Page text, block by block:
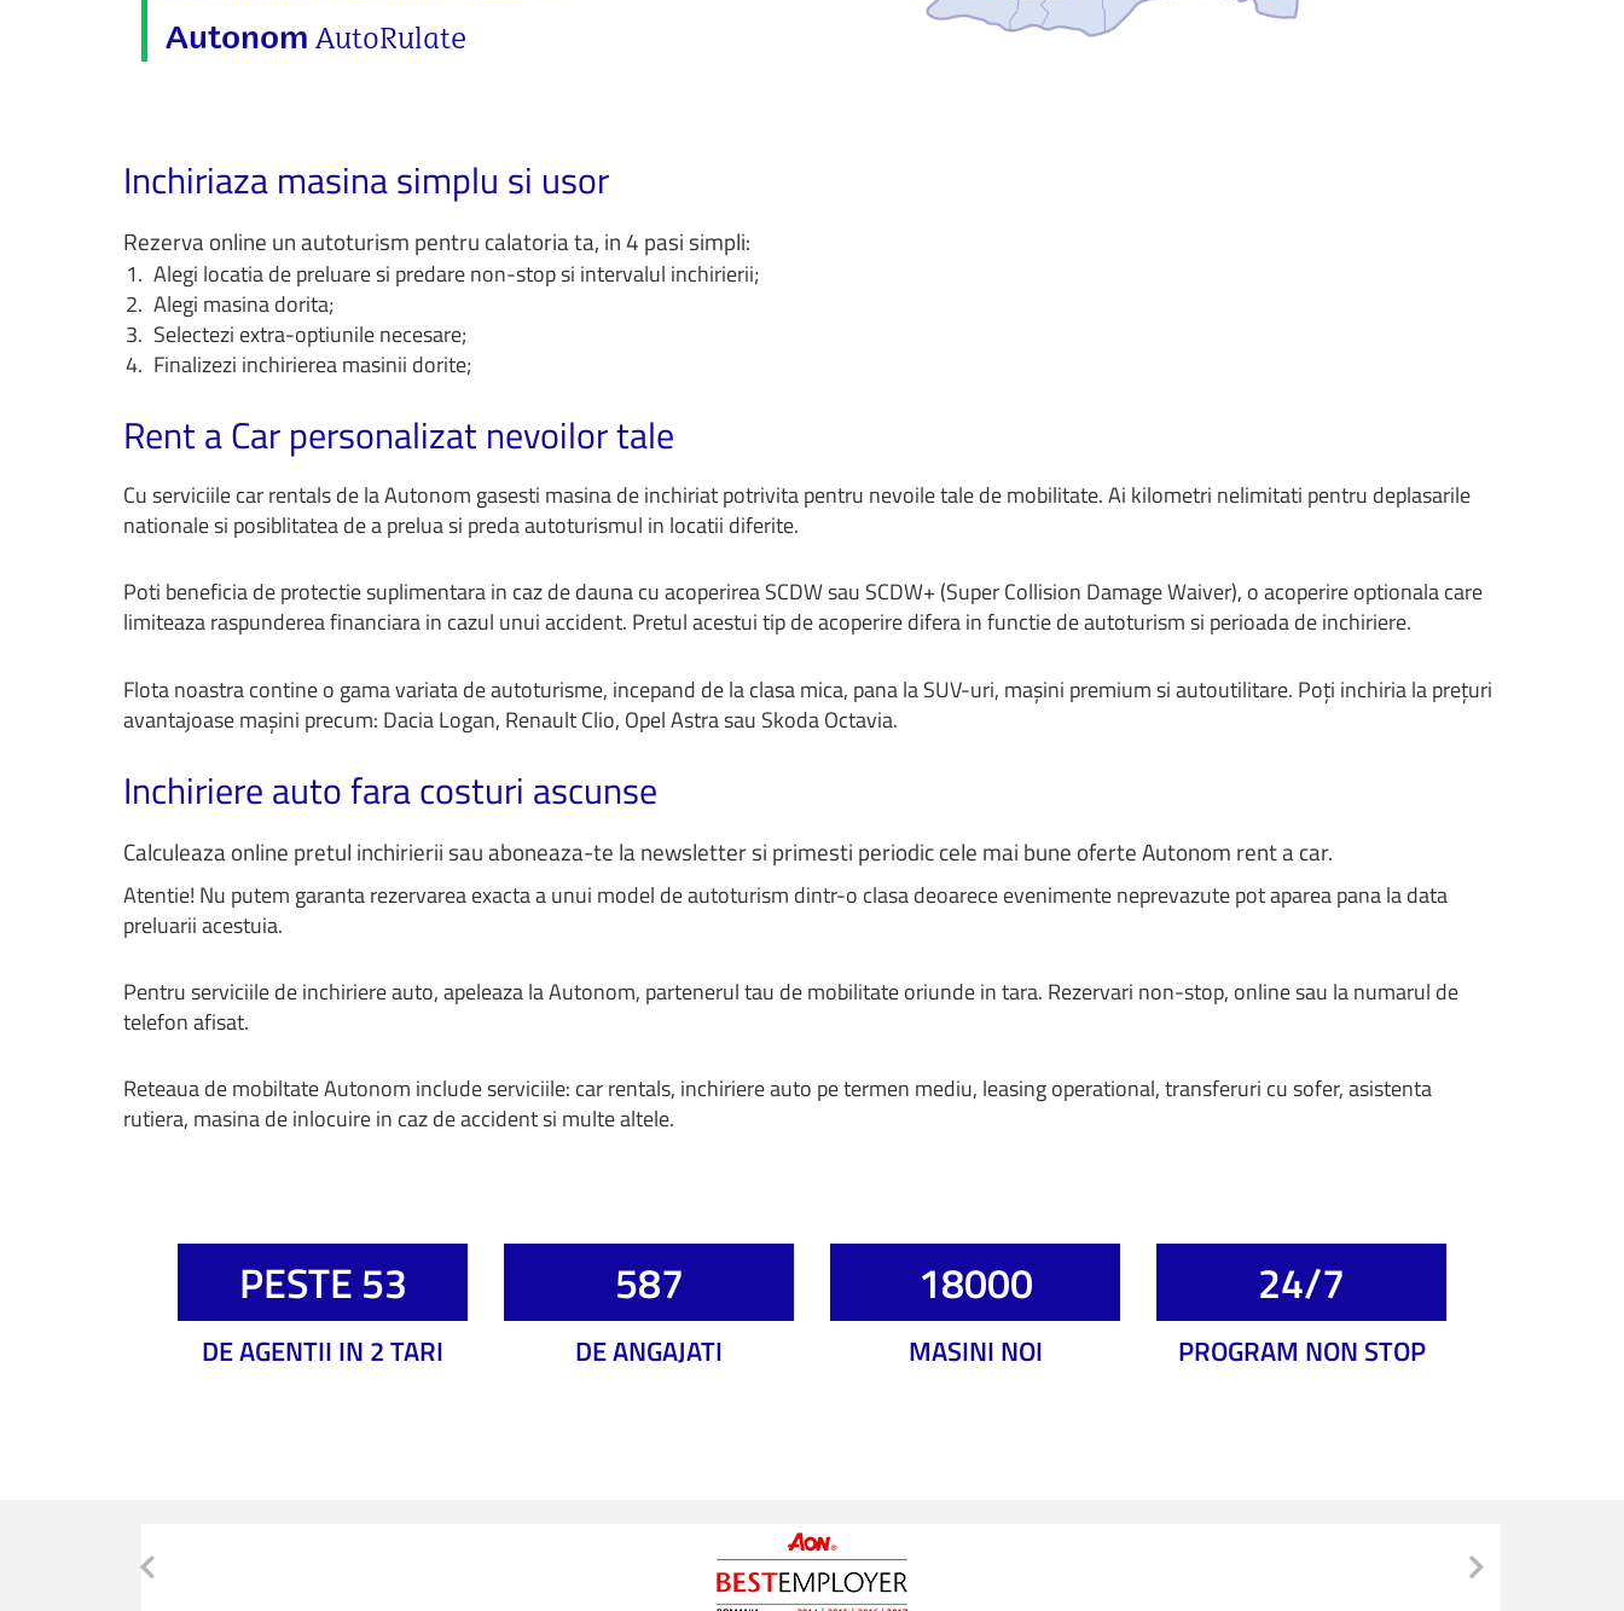
Autonom AutoRulate
Inchiriaza masina simplu si usor
Rezerva online un autoturism pentru calatoria ta, in 4 pasi simpli:
Alegi locatia de preluare si predare non-stop si intervalul inchirierii;
Alegi masina dorita;
Selectezi extra-optiunile necesare;
Finalizezi inchirierea masinii dorite;
Rent a Car personalizat nevoilor tale
Cu serviciile car rentals de la Autonom gasesti masina de inchiriat potrivita pentru nevoile tale de mobilitate. Ai kilometri nelimitati pentru deplasarile
nationale si posiblitatea de a prelua si preda autoturismul in locatii diferite.
Poti beneficia de protectie suplimentara in caz de dauna cu acoperirea SCDW sau SCDW+ (Super Collision Damage Waiver), o acoperire optionala care
limiteaza raspunderea financiara in cazul unui accident. Pretul acestui tip de acoperire difera in functie de autoturism si perioada de inchiriere.
Flota noastra contine o gama variata de autoturisme, incepand de la clasa mica, pana la SUV-uri, mașini premium si autoutilitare. Poți inchiria la prețuri
avantajoase mașini precum: Dacia Logan, Renault Clio, Opel Astra sau Skoda Octavia.
Inchiriere auto fara costuri ascunse
Calculeaza online pretul inchirierii sau aboneaza-te la newsletter si primesti periodic cele mai bune oferte Autonom rent a car.
Atentie! Nu putem garanta rezervarea exacta a unui model de autoturism dintr-o clasa deoarece evenimente neprevazute pot aparea pana la data
preluarii acestuia.
Pentru serviciile de inchiriere auto, apeleaza la Autonom, partenerul tau de mobilitate oriunde in tara. Rezervari non-stop, online sau la numarul de
telefon afisat.
Reteaua de mobiltate Autonom include serviciile: car rentals, inchiriere auto pe termen mediu, leasing operational, transferuri cu sofer, asistenta
rutiera, masina de inlocuire in caz de accident si multe altele.
PESTE 53
DE AGENTII IN 2 TARI
587
DE ANGAJATI
18000
MASINI NOI
24/7
PROGRAM NON STOP